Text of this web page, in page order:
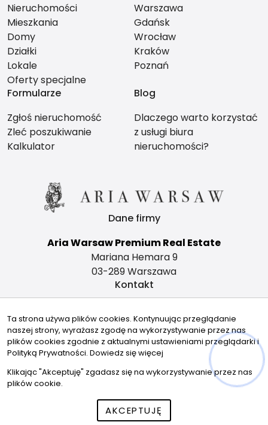
Nieruchomości
Mieszkania
Domy
Działki
Lokale
Oferty specjalne
Warszawa
Gdańsk
Wrocław
Kraków
Poznań
Formularze
Zgłoś nieruchomość
Zleć poszukiwanie
Kalkulator
Blog
Dlaczego warto korzystać
z usługi biura
nieruchomości?
Dane firmy
Aria Warsaw Premium Real Estate
Mariana Hemara 9
03-289 Warszawa
Kontakt
735480190
Znajdziesz nas tu
© 2026 Wszystkie prawa zastrzeżone | Program dla biur
nieruchomości -asaricrm.com
Ta strona używa plików cookies. Kontynuując przeglądanie
naszej strony, wyrażasz zgodę na wykorzystywanie przez nas
plików cookies zgodnie z aktualnymi ustawieniami przeglądarki i
Polityką Prywatności. Dowiedz się więcej
Klikając "Akceptuję" zgadasz się na wykorzystywanie przez nas
plików cookie.
AKCEPTUJĘ